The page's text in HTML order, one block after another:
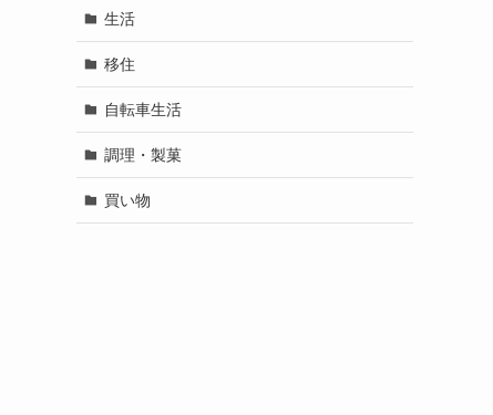
生活
移住
自転車生活
調理・製菓
買い物